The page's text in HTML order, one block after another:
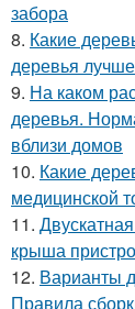
забора
8. Какие
деревья
9. На каком
деревья.
вблизи домов
10. Какие
медицинской
11.
крыша
12. Варианты
Правила